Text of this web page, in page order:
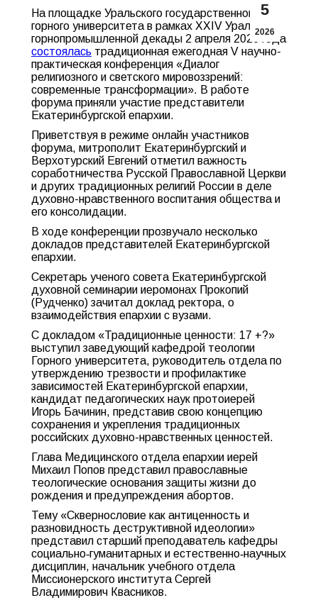
5
2026
На площадке Уральского государственного
горного университета в рамках XXIV Уральской
горнопромышленной декады 2 апреля 2026 года
состоялась традиционная ежегодная V научно-
практическая конференция «Диалог
религиозного и светского мировоззрений:
современные трансформации». В работе
форума приняли участие представители
Екатеринбургской епархии.
Приветствуя в режиме онлайн участников
форума, митрополит Екатеринбургский и
Верхотурский Евгений отметил важность
соработничества Русской Православной Церкви
и других традиционных религий России в деле
духовно-нравственного воспитания общества и
его консолидации.
В ходе конференции прозвучало несколько
докладов представителей Екатеринбургской
епархии.
Секретарь ученого совета Екатеринбургской
духовной семинарии иеромонах Прокопий
(Рудченко) зачитал доклад ректора, о
взаимодействия епархии с вузами.
С докладом «Традиционные ценности: 17 +?»
выступил заведующий кафедрой теологии
Горного университета, руководитель отдела по
утверждению трезвости и профилактике
зависимостей Екатеринбургской епархии,
кандидат педагогических наук протоиерей
Игорь Бачинин, представив свою концепцию
сохранения и укрепления традиционных
российских духовно-нравственных ценностей.
Глава Медицинского отдела епархии иерей
Михаил Попов представил православные
теологические основания защиты жизни до
рождения и предупреждения абортов.
Тему «Сквернословие как антиценность и
разновидность деструктивной идеологии»
представил старший преподаватель кафедры
социально‑гуманитарных и естественно‑научных
дисциплин, начальник учебного отдела
Миссионерского института Сергей
Владимирович Квасников.